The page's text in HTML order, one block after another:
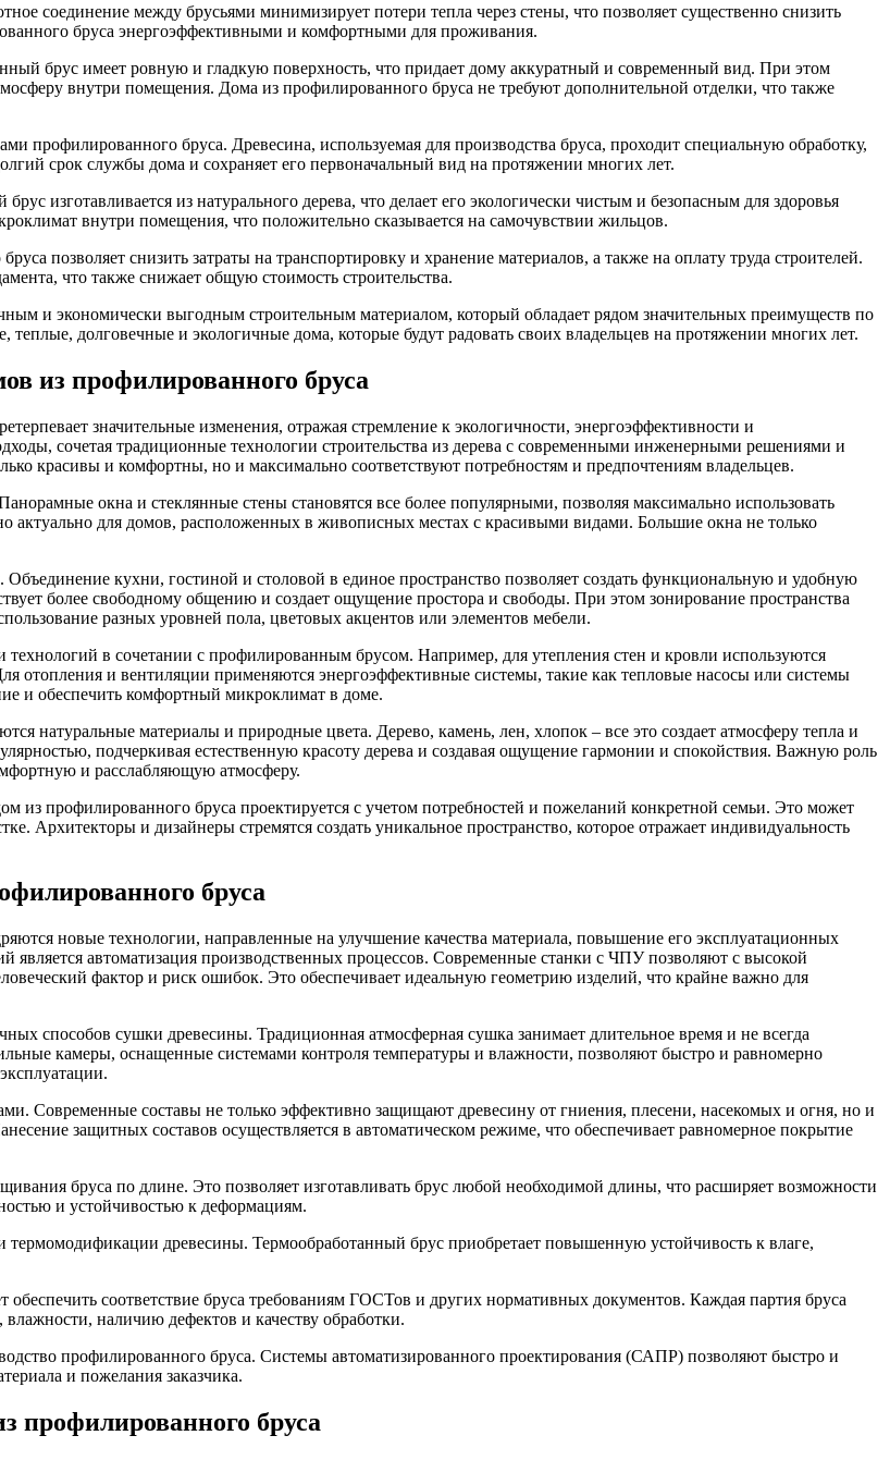
соединение между брусьями минимизирует потери тепла через стены, что позволяет существенно снизить
бруса энергоэффективными и комфортными для проживания.
брус имеет ровную и гладкую поверхность, что придает дому аккуратный и современный вид. При этом
внутри помещения. Дома из профилированного бруса не требуют дополнительной отделки, что также
профилированного бруса. Древесина, используемая для производства бруса, проходит специальную обработку,
срок службы дома и сохраняет его первоначальный вид на протяжении многих лет.
изготавливается из натурального дерева, что делает его экологически чистым и безопасным для здоровья
внутри помещения, что положительно сказывается на самочувствии жильцов.
позволяет снизить затраты на транспортировку и хранение материалов, а также на оплату труда строителей.
что также снижает общую стоимость строительства.
и экономически выгодным строительным материалом, который обладает рядом значительных преимуществ по
долговечные и экологичные дома, которые будут радовать своих владельцев на протяжении многих лет.
из профилированного бруса
значительные изменения, отражая стремление к экологичности, энергоэффективности и
сочетая традиционные технологии строительства из дерева с современными инженерными решениями и
красивы и комфортны, но и максимально соответствуют потребностям и предпочтениям владельцев.
окна и стеклянные стены становятся все более популярными, позволяя максимально использовать
актуально для домов, расположенных в живописных местах с красивыми видами. Большие окна не только
кухни, гостиной и столовой в единое пространство позволяет создать функциональную и удобную
более свободному общению и создает ощущение простора и свободы. При этом зонирование пространства
разных уровней пола, цветовых акцентов или элементов мебели.
в сочетании с профилированным брусом. Например, для утепления стен и кровли используются
отопления и вентиляции применяются энергоэффективные системы, такие как тепловые насосы или системы
и обеспечить комфортный микроклимат в доме.
натуральные материалы и природные цвета. Дерево, камень, лен, хлопок – все это создает атмосферу тепла и
подчеркивая естественную красоту дерева и создавая ощущение гармонии и спокойствия. Важную роль
и расслабляющую атмосферу.
профилированного бруса проектируется с учетом потребностей и пожеланий конкретной семьи. Это может
Архитекторы и дизайнеры стремятся создать уникальное пространство, которое отражает индивидуальность
бруса
новые технологии, направленные на улучшение качества материала, повышение его эксплуатационных
автоматизация производственных процессов. Современные станки с ЧПУ позволяют с высокой
фактор и риск ошибок. Это обеспечивает идеальную геометрию изделий, что крайне важно для
способов сушки древесины. Традиционная атмосферная сушка занимает длительное время и не всегда
камеры, оснащенные системами контроля температуры и влажности, позволяют быстро и равномерно
Современные составы не только эффективно защищают древесину от гниения, плесени, насекомых и огня, но и
защитных составов осуществляется в автоматическом режиме, что обеспечивает равномерное покрытие
бруса по длине. Это позволяет изготавливать брус любой необходимой длины, что расширяет возможности
и устойчивостью к деформациям.
древесины. Термообработанный брус приобретает повышенную устойчивость к влаге,
обеспечить соответствие бруса требованиям ГОСТов и других нормативных документов. Каждая партия бруса
наличию дефектов и качеству обработки.
профилированного бруса. Системы автоматизированного проектирования (САПР) позволяют быстро и
и пожелания заказчика.
профилированного бруса